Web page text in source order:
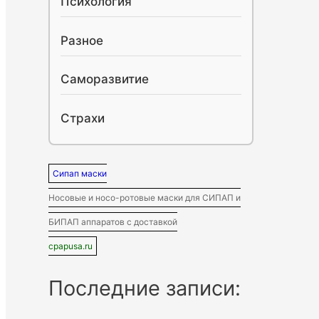
Разное
Саморазвитие
Страхи
Сипап маски
Носовые и носо-ротовые маски для СИПАП и
БИПАП аппаратов с доставкой
cpapusa.ru
Последние записи: